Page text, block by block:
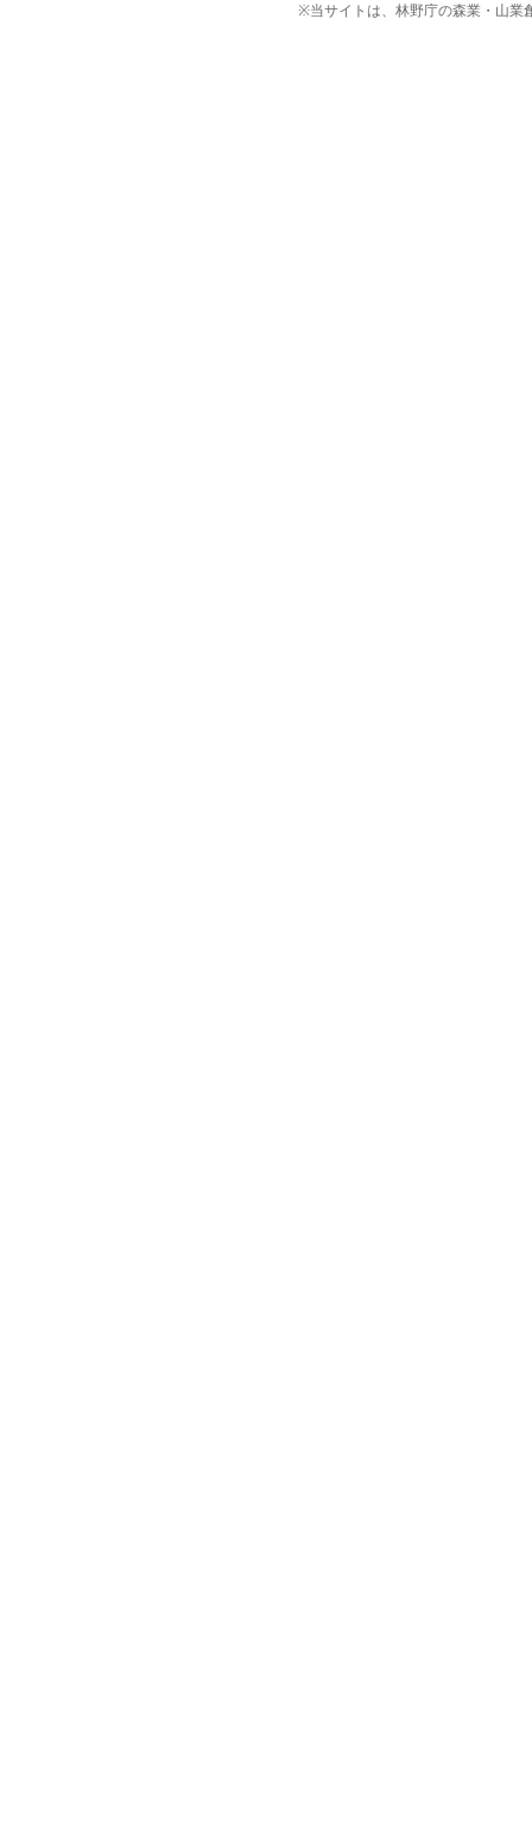
※当サイトは、林野庁の森業・山業